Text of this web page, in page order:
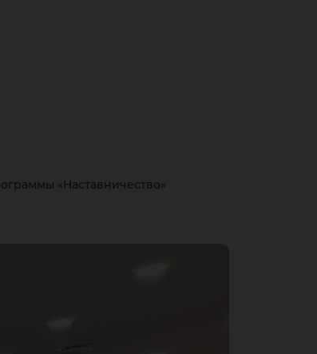
«Наставничество»